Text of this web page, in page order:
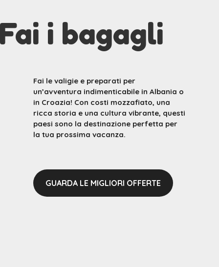
i bagagli
Fai le valigie e preparati per
un’avventura indimenticabile in Albania o
in Croazia! Con costi mozzafiato, una
ricca storia e una cultura vibrante, questi
paesi sono la destinazione perfetta per
la tua prossima vacanza.
GUARDA LE MIGLIORI OFFERTE